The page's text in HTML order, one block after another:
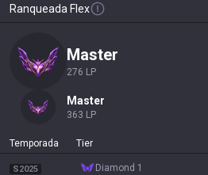
Ranqueada Flex
master
276 LP
master
363 LP
Temporada Tier
S2025 diamond 1